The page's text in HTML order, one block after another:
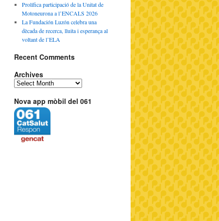
Prolífica participació de la Unitat de
Motoneurona a l’ENCALS 2026
La Fundación Luzón celebra una
dècada de recerca, lluita i esperança al
voltant de l’ELA
Recent Comments
Archives
Nova app mòbil del 061